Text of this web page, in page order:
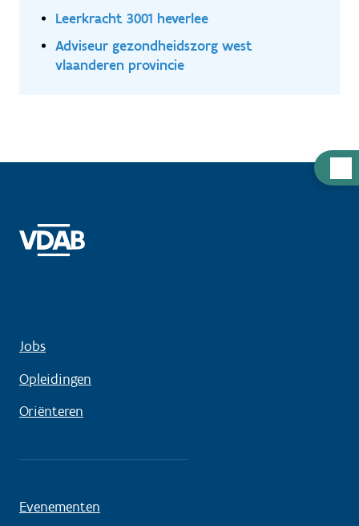
Leerkracht 3001 heverlee
Adviseur gezondheidszorg west
vlaanderen provincie
Jobs
Opleidingen
Oriënteren
Evenementen